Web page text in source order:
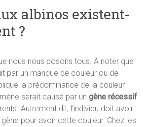
albinos existent-
?
nous nous posons tous. À noter que
par un manque de couleur ou de
la prédominance de la couleur
serait causé par ungène récessif
Autrement dit, l’individu doit avoir
pour avoir cette couleur. Chez les